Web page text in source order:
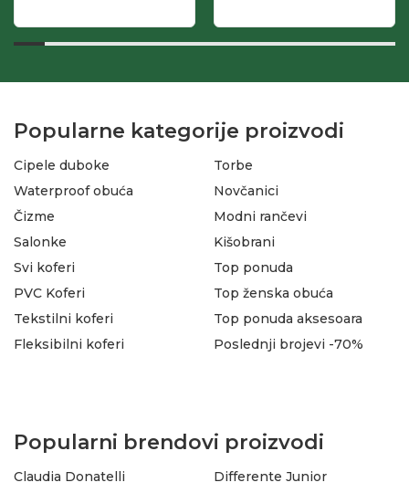
Popularne kategorije proizvodi
Cipele duboke
Waterproof obuća
Čizme
Salonke
Torbe
Novčanici
Modni rančevi
Kišobrani
Svi koferi
PVC Koferi
Tekstilni koferi
Fleksibilni koferi
Top ponuda
Top ženska obuća
Top ponuda aksesoara
Poslednji brojevi -70%
Popularni brendovi proizvodi
Claudia Donatelli
Differente Junior